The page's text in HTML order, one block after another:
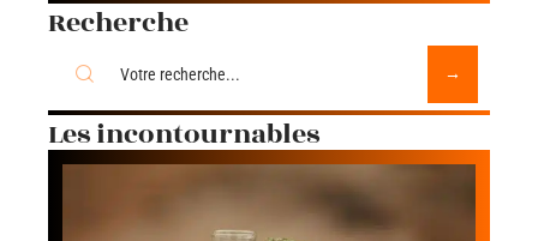
Recherche
Les incontournables